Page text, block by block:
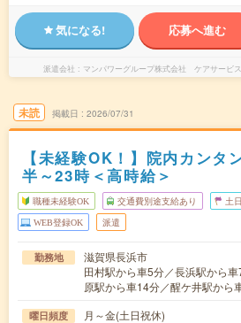
気になる! 応募へ進む
派遣会社 マンパワーグループ株式会社 ケアサービ
未読 掲載日 2026/07/31
【未経験OK！】院内カンタ
半～23時＜高時給＞
職種未経験OK 交通費別途支給あり 土
WEB登録OK 派遣
勤務地
滋賀県長浜市
田村駅から車5分／長浜駅から
原駅から車14分／醒ケ井駅から
曜日頻度 月～金(土日祝休)